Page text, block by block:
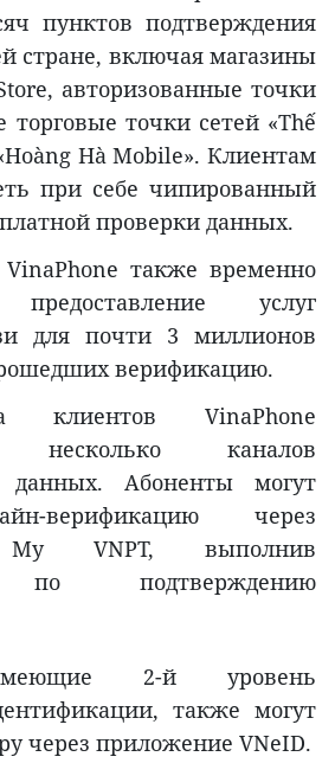
пунктов подтверждения
стране, включая магазины
авторизованные точки
точки сетей «Thế
Hà Mobile». Клиентам
при себе чипированный
проверки данных.
также временно
предоставление услуг
для почти 3 миллионов
верификацию.
клиентов VinaPhone
несколько каналов
данных. Абоненты могут
верификацию через
My VNPT, выполнив
по подтверждению
2-й уровень
также могут
через приложение VNeID.